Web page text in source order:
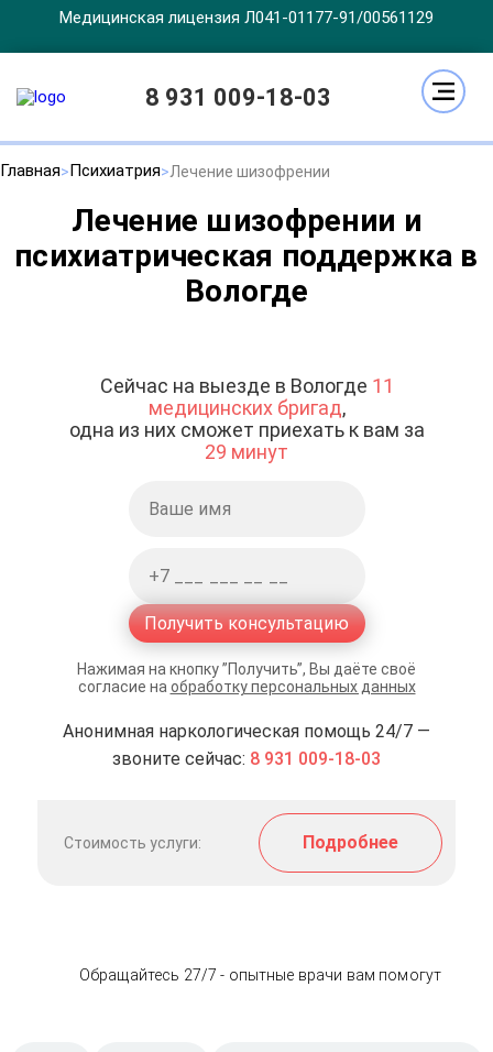
Медицинская лицензия Л041-01177-91/00561129
8 931 009-18-03
Главная Психиатрия Лечение шизофрении
Лечение шизофрении и
психиатрическая поддержка в
Вологде
Сейчас на выезде в Вологде 11
медицинских бригад,
одна из них сможет приехать к вам за
29 минут
Получить консультацию
Нажимая на кнопку ”Получить”, Вы даёте своё
согласие на обработку персональных данных
Анонимная наркологическая помощь 24/7 —
звоните сейчас: 8 931 009-18-03
Стоимость услуги: Подробнее
Обращайтесь 27/7 - опытные врачи вам помогут